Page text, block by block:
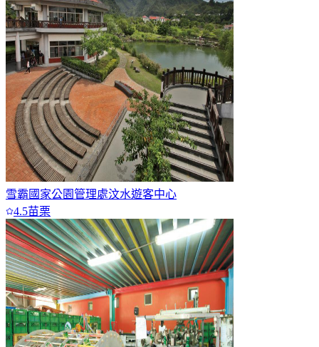
雪霸國家公園管理處汶水遊客中心
4.5苗栗